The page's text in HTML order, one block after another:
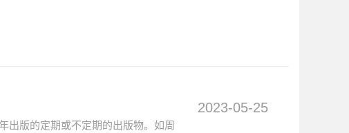
出版的定期或不定期的出版物。如周
2023-05-25